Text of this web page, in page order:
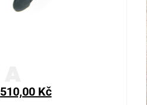
510,00 Kč